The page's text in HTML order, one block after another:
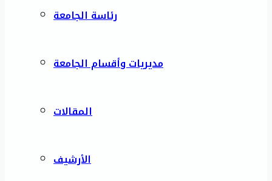
رئاسة الجامعة
مديريات وأقسام الجامعة
المقالات
الأرشيف